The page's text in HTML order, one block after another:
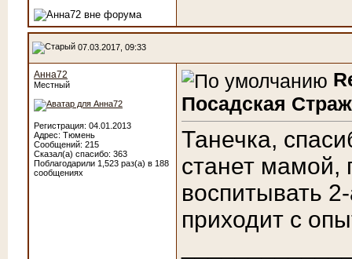
07.03.2017, 09:33
Анна72
Местный
Регистрация: 04.01.2013
Адрес: Тюмень
Сообщений: 215
Сказал(а) спасибо: 363
Поблагодарили 1,523 раз(а) в 188
сообщениях
Посадская
Танечка,
станет мамой,
воспитывать
приходит с